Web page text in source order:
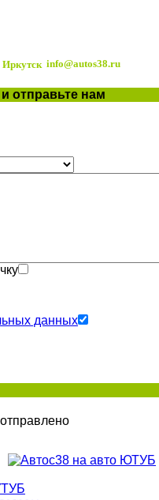
info@autos38.ru
отправьте нам
данных